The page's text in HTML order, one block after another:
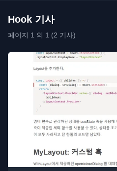
Hook 기사
페이지 1 의 1 (2 기사)